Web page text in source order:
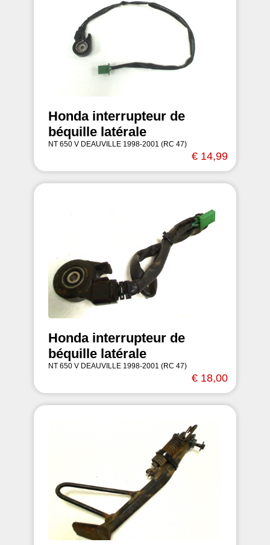
Honda interrupteur de
béquille latérale
NT 650 V DEAUVILLE 1998-2001 (RC 47)
€ 14,99
Honda interrupteur de
béquille latérale
NT 650 V DEAUVILLE 1998-2001 (RC 47)
€ 18,00